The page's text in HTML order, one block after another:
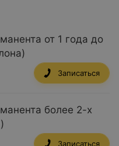
от 1 года до
Записаться
более 2-х
Записаться